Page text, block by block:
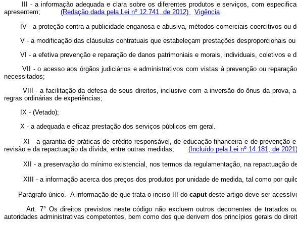
III - a informação adequada e clara sobre os diferentes produtos e serviços, com
apresentem;
(Redação dada pela Lei nº 12.741, de 2012)
Vigência
IV - a proteção contra a publicidade enganosa e abusiva, métodos comerciais coercitivos ou
V - a modificação das cláusulas contratuais que estabeleçam prestações desproporcionais
VI - a efetiva prevenção e reparação de danos patrimoniais e morais, individuais, coletivos e
VII - o acesso aos órgãos judiciários e administrativos com vistas à prevenção ou reparação
necessitados;
VIII - a facilitação da defesa de seus direitos, inclusive com a inversão do ônus da prova, a
regras ordinárias de experiências;
IX - (Vetado);
X - a adequada e eficaz prestação dos serviços públicos em geral.
XI - a garantia de práticas de crédito responsável, de educação financeira e de
revisão e da repactuação da dívida, entre outras medidas; (Incluído pela Lei nº 14.181, de 2021)
XII - a preservação do mínimo existencial, nos termos da regulamentação, na
XIII - a informação acerca dos preços dos produtos por unidade de medida, tal como por
Parágrafo único. A informação de que trata o inciso III do caput deste artigo deve ser
Art. 7° Os direitos previstos neste código não excluem outros decorrentes de tratados ou
autoridades administrativas competentes, bem como dos que derivem dos princípios gerais do